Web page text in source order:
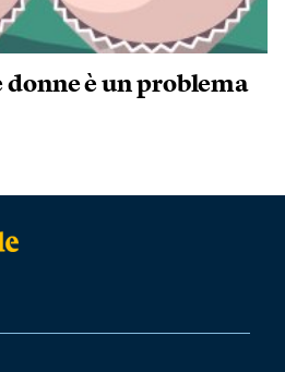
è un problema